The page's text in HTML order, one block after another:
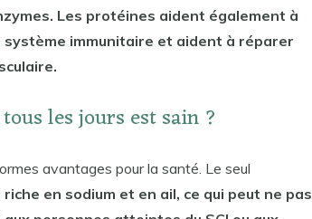
Les protéines aident également à
immunitaire et aident à réparer
les jours est sain ?
avantages pour la santé. Le seul
riche en sodium et en ail, ce qui peut ne pas